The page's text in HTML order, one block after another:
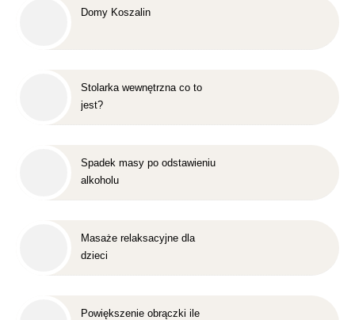
Domy Koszalin
Stolarka wewnętrzna co to
jest?
Spadek masy po odstawieniu
alkoholu
Masaże relaksacyjne dla
dzieci
Powiększenie obrączki ile